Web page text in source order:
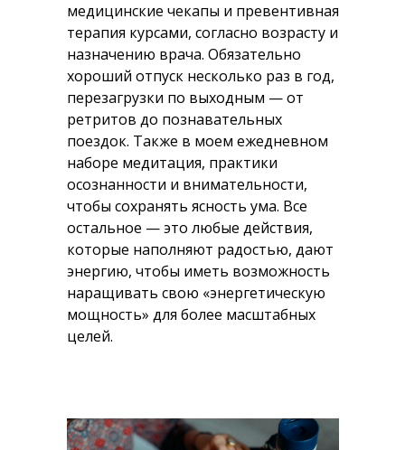
медицинские чекапы и превентивная
терапия курсами, согласно возрасту и
назначению врача. Обязательно
хороший отпуск несколько раз в год,
перезагрузки по выходным — от
ретритов до познавательных
поездок. Также в моем ежедневном
наборе медитация, практики
осознанности и внимательности,
чтобы сохранять ясность ума. Все
остальное — это любые действия,
которые наполняют радостью, дают
энергию, чтобы иметь возможность
наращивать свою «энергетическую
мощность» для более масштабных
целей.